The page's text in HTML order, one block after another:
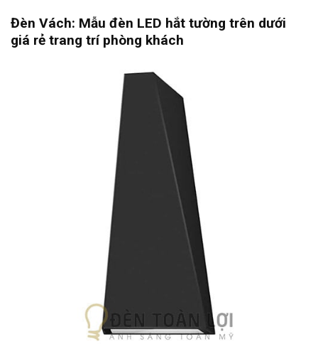
Đèn Vách: Mẫu đèn LED hắt tường trên dưới
giá rẻ trang trí phòng khách